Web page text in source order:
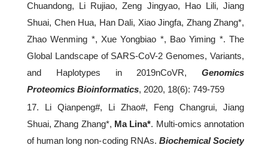
Chuandong, Li Rujiao, Zeng Jingyao, Hao Lili, Jiang
Shuai, Chen Hua, Han Dali, Xiao Jingfa, Zhang Zhang*,
Zhao Wenming *, Xue Yongbiao *, Bao Yiming *. The
Global Landscape of SARS-CoV-2 Genomes, Variants,
and Haplotypes in 2019nCoVR, Genomics
Proteomics Bioinformatics, 2020, 18(6): 749-759
17. Li Qianpeng#, Li Zhao#, Feng Changrui, Jiang
Shuai, Zhang Zhang*, Ma Lina*. Multi-omics annotation
of human long non-coding RNAs. Biochemical Society